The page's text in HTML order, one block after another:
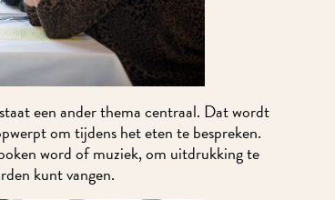
een ander thema centraal. Dat wordt
om tijdens het eten te bespreken.
word of muziek, om uitdrukking te
kunt vangen.
MidWest-nieuws!